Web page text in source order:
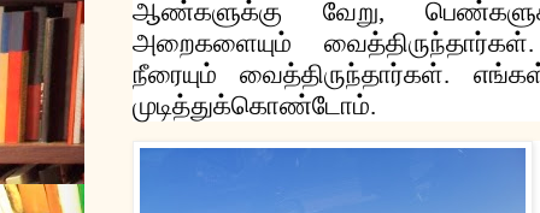
ஆண்களுக்கு
வேறு,
அறைகளையும்
வைத்திருந்தார்கள்
நீரையும் வைத்திருந்தார்கள்.
முடித்துக்கொண்டோம்.